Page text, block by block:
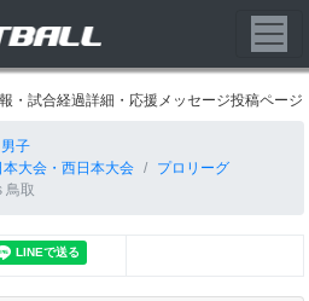
・試合経過詳細・応援メッセージ投稿ページ
男子
大会・西日本大会
プロリーグ
鳥取